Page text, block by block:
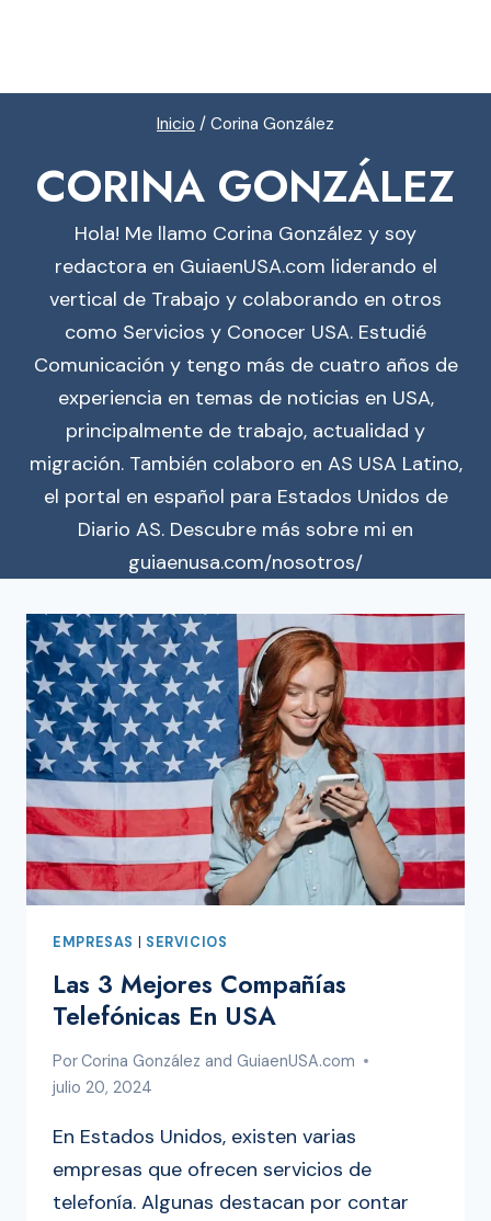
Inicio / Corina González
CORINA GONZÁLEZ
Hola! Me llamo Corina González y soy
redactora en GuiaenUSA.com liderando el
vertical de Trabajo y colaborando en otros
como Servicios y Conocer USA. Estudié
Comunicación y tengo más de cuatro años de
experiencia en temas de noticias en USA,
principalmente de trabajo, actualidad y
migración. También colaboro en AS USA Latino,
el portal en español para Estados Unidos de
Diario AS. Descubre más sobre mi en
guiaenusa.com/nosotros/
EMPRESAS SERVICIOS
Las 3 Mejores Compañías
Telefónicas En USA
PorCorina González and GuiaenUSA.com
julio 20, 2024
En Estados Unidos, existen varias
empresas que ofrecen servicios de
telefonía. Algunas destacan por contar